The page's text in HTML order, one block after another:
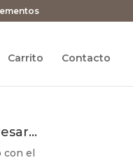
Carrito Contacto
con el